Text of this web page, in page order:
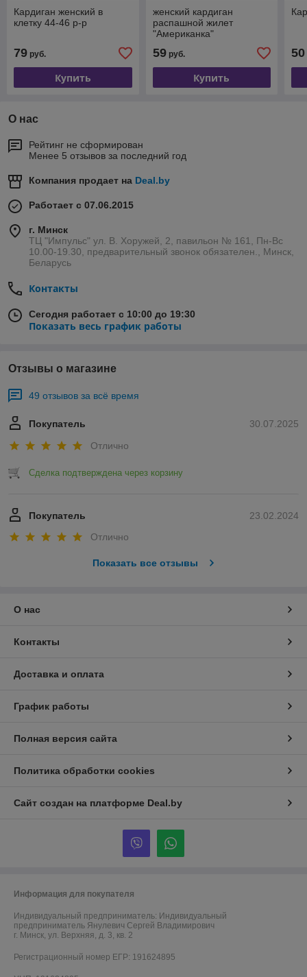
Кардиган женский в
клетку 44-46 р-р
79 руб.
Купить
женский кардиган
распашной жилет
"Американка"
59руб.
Купить
50
О нас
Рейтинг не сформирован
Менее 5 отзывов за последний год
Компания продает на Deal.by
Работает с 07.06.2015
г. Минск
ТЦ "Импульс" ул. В. Хоружей, 2, павильон № 161, Пн-Вс
10.00-19.30, предварительный звонок обязателен., Минск,
Беларусь
Контакты
Сегодня работает с 10:00 до 19:30
Показать весь график работы
Отзывы о магазине
49 отзывов за всё время
30.07.2025
Покупатель
Отлично
Сделка подтверждена через корзину
23.02.2024
Покупатель
Отлично
Показать все отзывы
О нас
Контакты
Доставка и оплата
График работы
Полная версия сайта
Политика обработки cookies
Сайт создан на платформе Deal.by
Информация для покупателя
Индивидуальный предприниматель: Индивидуальный
предприниматель Янулевич Сергей Владимирович
г. Минск, ул. Верхняя, д. 3, кв. 2
Регистрационный номер ЕГР: 191624895